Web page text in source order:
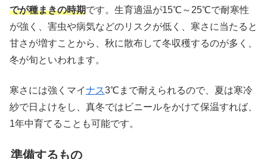
でが種まきの時期です。生育適温が15℃～25℃で耐寒性
が強く、害虫や病気などのリスクが低く、寒さに当たると
甘さが増すことから、秋に散布して冬収穫するのが多く、
冬が旬といわれます。
寒さには強くマイナス3℃まで耐えられるので、夏は寒冷
紗で日よけをし、真冬ではビニールをかけて保温すれば、
1年中育てることも可能です。
準備するもの